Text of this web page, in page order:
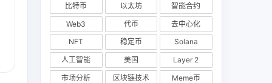
比特币
以太坊
智能合约
Web3
代币
去中心化
NFT
稳定币
Solana
人工智能
美国
Layer 2
市场分析
区块链技术
Meme币